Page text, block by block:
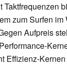
Taktfrequenzen
zum Surfen im
Aufpreis
Effizienz-